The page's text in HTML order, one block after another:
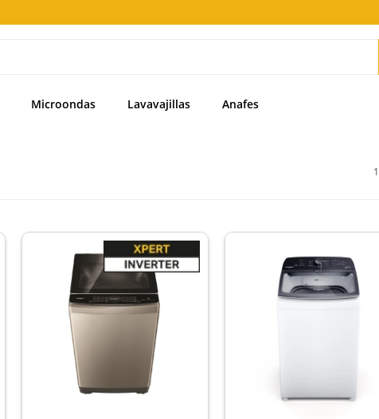
Microondas Lavavajillas Anafes